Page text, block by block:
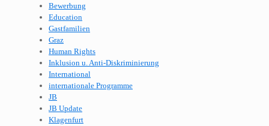
Bewerbung
Education
Gastfamilien
Graz
Human Rights
Inklusion u. Anti-Diskriminierung
International
internationale Programme
JB
JB Update
Klagenfurt